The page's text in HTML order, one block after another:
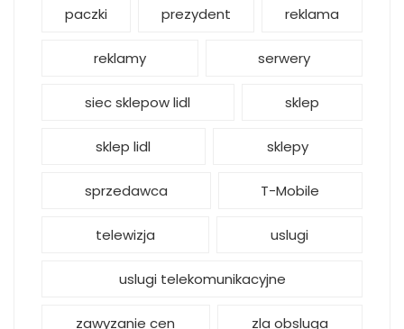
paczki prezydent reklama
reklamy serwery
siec sklepow lidl sklep
sklep lidl sklepy
sprzedawca T-Mobile
telewizja uslugi
uslugi telekomunikacyjne
zawyzanie cen zla obsluga